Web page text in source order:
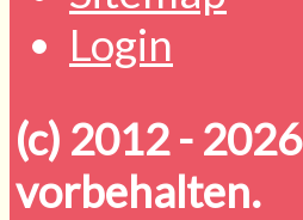
Login
(c) 2012 - 2026
vorbehalten.